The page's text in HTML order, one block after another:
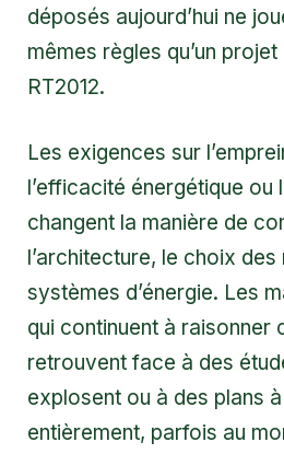
déposés aujourd’hui ne
mêmes règles qu’un
RT2012.
Les exigences sur
l’efficacité énergétique ou
changent la manière de
l’architecture, le choix
systèmes d’énergie. Les
qui continuent à raisonner
retrouvent face à des
explosent ou à des plans
entièrement, parfois au